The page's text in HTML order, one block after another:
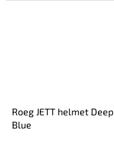
Roeg JETT helmet Deep
Blue